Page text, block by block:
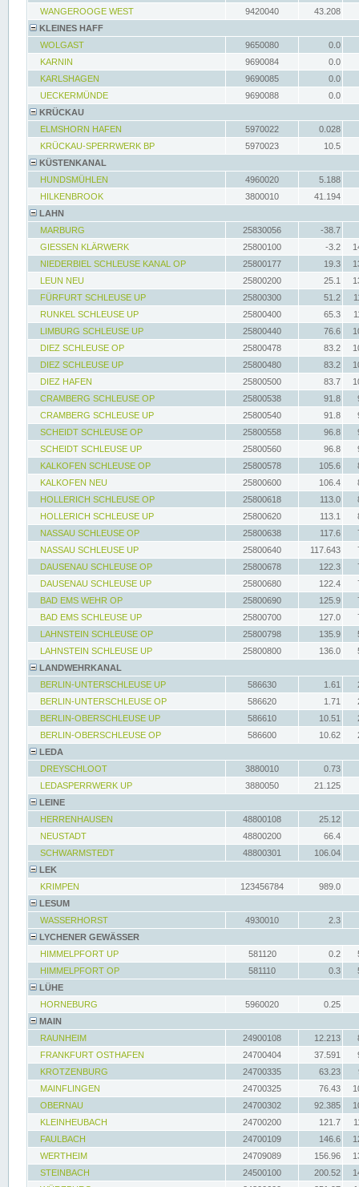
WANGEROOGE WEST
9420040
43.208
KLEINES HAFF
WOLGAST
9650080
0.0
KARNIN
9690084
0.0
KARLSHAGEN
9690085
0.0
UECKERMÜNDE
9690088
0.0
KRÜCKAU
ELMSHORN HAFEN
5970022
0.028
KRÜCKAU-SPERRWERK BP
5970023
10.5
KÜSTENKANAL
HUNDSMÜHLEN
4960020
5.188
HILKENBROOK
3800010
41.194
LAHN
MARBURG
25830056
-38.7
GIESSEN KLÄRWERK
25800100 -3.2
NIEDERBIEL SCHLEUSE KANAL OP
25800177 19.3
LEUN NEU
25800200 25.1
FÜRFURT SCHLEUSE UP
25800300 51.2
RUNKEL SCHLEUSE UP
25800400 65.3
LIMBURG SCHLEUSE UP
25800440 76.6
DIEZ SCHLEUSE OP
25800478 83.2
DIEZ SCHLEUSE UP
25800480 83.2
DIEZ HAFEN
25800500 83.7
CRAMBERG SCHLEUSE OP
25800538 91.8
CRAMBERG SCHLEUSE UP
25800540 91.8
SCHEIDT SCHLEUSE OP
25800558 96.8
SCHEIDT SCHLEUSE UP
25800560 96.8
KALKOFEN SCHLEUSE OP
25800578 105.6
KALKOFEN NEU
25800600 106.4
HOLLERICH SCHLEUSE OP
25800618 113.0
HOLLERICH SCHLEUSE UP
25800620 113.1
NASSAU SCHLEUSE OP
25800638 117.6
NASSAU SCHLEUSE UP
25800640 117.643
DAUSENAU SCHLEUSE OP
25800678 122.3
DAUSENAU SCHLEUSE UP
25800680 122.4
BAD EMS WEHR OP
25800690 125.9
BAD EMS SCHLEUSE UP
25800700 127.0
LAHNSTEIN SCHLEUSE OP
25800798 135.9
LAHNSTEIN SCHLEUSE UP
25800800 136.0
LANDWEHRKANAL
BERLIN-UNTERSCHLEUSE UP
586630 1.61
BERLIN-UNTERSCHLEUSE OP
586620 1.71
BERLIN-OBERSCHLEUSE UP
586610 10.51
BERLIN-OBERSCHLEUSE OP
586600 10.62
LEDA
DREYSCHLOOT
3880010
0.73
LEDASPERRWERK UP
3880050
21.125
LEINE
HERRENHAUSEN
48800108
25.12
NEUSTADT
48800200
66.4
SCHWARMSTEDT
48800301
106.04
LEK
KRIMPEN
123456784
989.0
LESUM
WASSERHORST
4930010
2.3
LYCHENER GEWÄSSER
HIMMELPFORT UP
581120 0.2
HIMMELPFORT OP
581110 0.3
LÜHE
HORNEBURG
5960020
0.25
MAIN
RAUNHEIM
24900108 12.213
FRANKFURT OSTHAFEN
24700404 37.591
KROTZENBURG
24700335 63.23
MAINFLINGEN
24700325 76.43
OBERNAU
24700302 92.385
KLEINHEUBACH
24700200 121.7
FAULBACH
24700109 146.6
WERTHEIM
24709089 156.96
STEINBACH
24500100 200.52